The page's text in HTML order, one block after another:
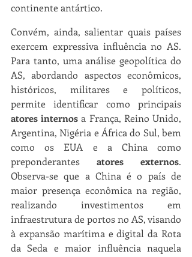
continente antártico.
Convém, ainda, salientar quais países
exercem expressiva influência no AS.
Para tanto, uma análise geopolítica do
AS, abordando aspectos econômicos,
históricos, militares e políticos,
atores internos a França, Reino Unido,
Argentina, Nigéria e África do Sul, bem
como os EUA e a China como
preponderantes atores externos.
Observa-se que a China é o país de
maior presença econômica na região,
realizando investimentos em
infraestrutura de portos no AS, visando
à expansão marítima e digital da Rota
da Seda e maior influência naquela